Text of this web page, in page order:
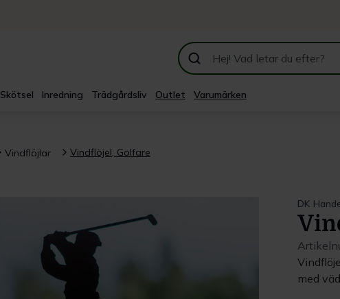
Skötsel Inredning Trädgårdsliv Outlet Varumärken
Vindflöjlar Vindflöjel, Golfare
DK
med